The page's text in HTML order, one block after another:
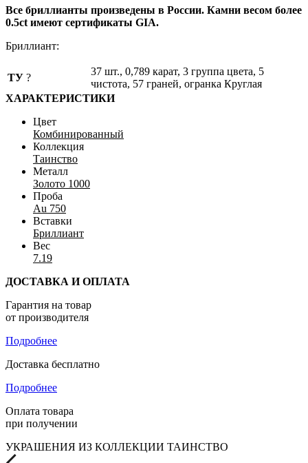
Все бриллианты произведены в России. Камни весом более
0.5ct имеют сертификаты GIA.
Бриллиант:
ТУ ?
37 шт., 0,789 карат, 3 группа цвета, 5
чистота, 57 граней, огранка Круглая
ХАРАКТЕРИСТИКИ
Цвет
Комбинированный
Коллекция
Таинство
Металл
Золото 1000
Проба
Au 750
Вставки
Бриллиант
Вес
7.19
ДОСТАВКА И ОПЛАТА
Гарантия на товар
от производителя
Подробнее
Доставка бесплатно
Подробнее
Оплата товара
при получении
УКРАШЕНИЯ ИЗ КОЛЛЕКЦИИ ТАИНСТВО